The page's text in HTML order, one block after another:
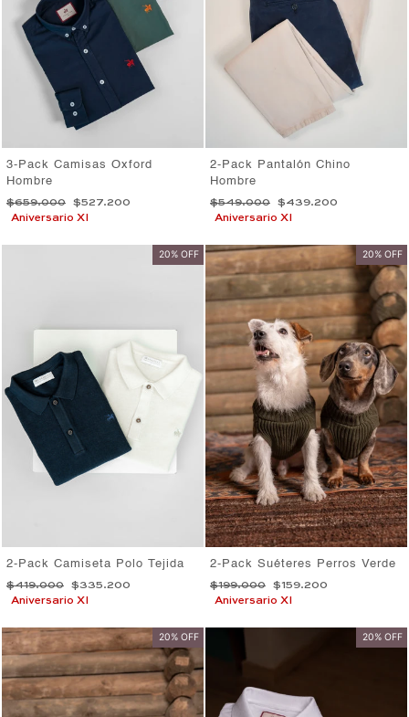
3-Pack Camisas Oxford
Hombre
Precio
habitual
$659.000
Precio
de
$527.200
Aniversario XI
2-Pack Pantalón Chino
Hombre
Precio
habitual
$549.000
Precio
de
$439.200
Aniversario XI
20% OFF
2-Pack Camiseta Polo Tejida
Precio
habitual
$419.000
Precio
de
$335.200
Aniversario XI
20% OFF
2-Pack Suéteres Perros Verde
Precio
habitual
$199.000
Precio
de
$159.200
Aniversario XI
20% OFF 20% OFF